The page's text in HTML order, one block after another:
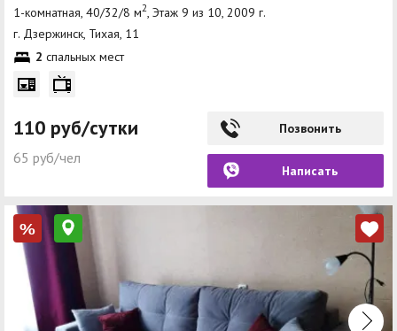
1-комнатная, 40/32/8 м2, Этаж 9 из 10, 2009 г.
г. Дзержинск, Тихая, 11
2 спальных мест
110 руб/сутки
65 руб/чел
Позвонить
Написать
%